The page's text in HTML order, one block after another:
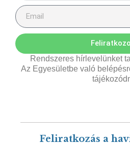
Rendszeres hírlevelünket
Az Egyesületbe való
Feliratkozás a